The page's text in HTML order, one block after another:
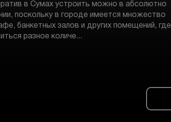
в Сумах устроить можно в абсолютно
поскольку в городе имеется множество
банкетных залов и других помещений, где
разное количе...